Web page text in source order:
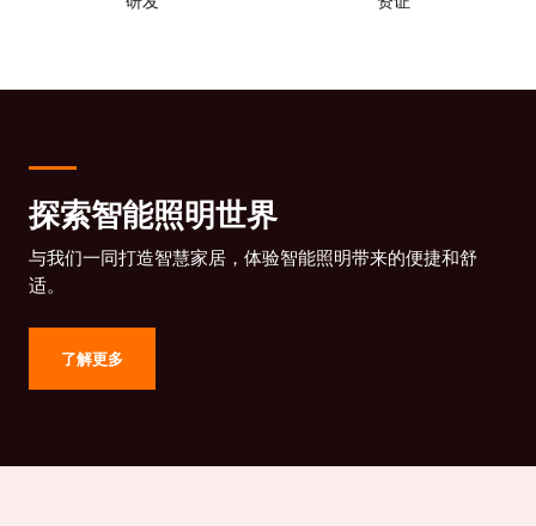
探索智能照明世界
与我们一同打造智慧家居，体验智能照明带来的便捷和舒
适。
了解更多